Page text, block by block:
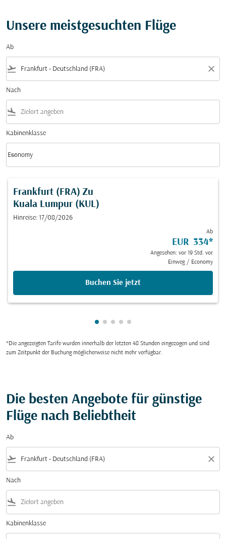
Unsere meistgesuchten Flüge
Ab
flight_takeoff close
Nach
flight_land
Kabinenklasse
Kabinenklasse option Economy Selected
Economy
keyboard_arrow_down
Frankfurt (FRA) Zu
Kuala Lumpur (KUL)
Hinreise: 17/08/2026
Ab
EUR 334*
Angesehen: vor 19 Std. vor
Einweg / Economy
Buchen Sie jetzt
zeigt cmp-pagination-showing-
zeigt cmp-pagination-showing-
zeigt cmp-pagination-
zeigt cmp-pagination-
zeigt cmp-pagination-
*Die angezeigten Tarife wurden innerhalb der letzten 48 Stunden eingezogen und sind
zum Zeitpunkt der Buchung möglicherweise nicht mehr verfügbar.
Die besten Angebote für günstige
Flüge nach Beliebtheit
Ab
flight_takeoff close
Nach
flight_land
Kabinenklasse